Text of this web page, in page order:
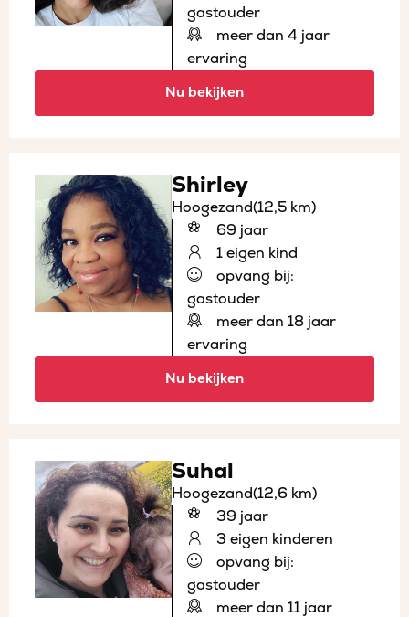
gastouder
meer dan 4 jaar
ervaring
Nu bekijken
Shirley
Hoogezand(12,5 km)
69 jaar
1 eigen kind
opvang bij:
gastouder
meer dan 18 jaar
ervaring
Nu bekijken
Suhal
Hoogezand(12,6 km)
39 jaar
3 eigen kinderen
opvang bij:
gastouder
meer dan 11 jaar